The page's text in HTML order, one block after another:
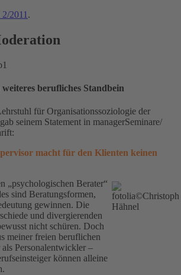
2011 .
berufliches Standbein
für Organisationssoziologie der
seinem Statement in managerSeminare/
macht für den Klienten keinen
„psychologischen Berater“
sind Beratungsformen,
gewinnen. Die
und divergierenden
nicht schüren. Doch
meiner freien beruflichen
Personalentwickler –
können alleine